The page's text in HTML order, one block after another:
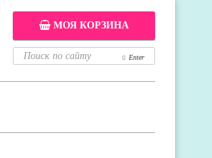
МОЯ КОРЗИНА
Enter